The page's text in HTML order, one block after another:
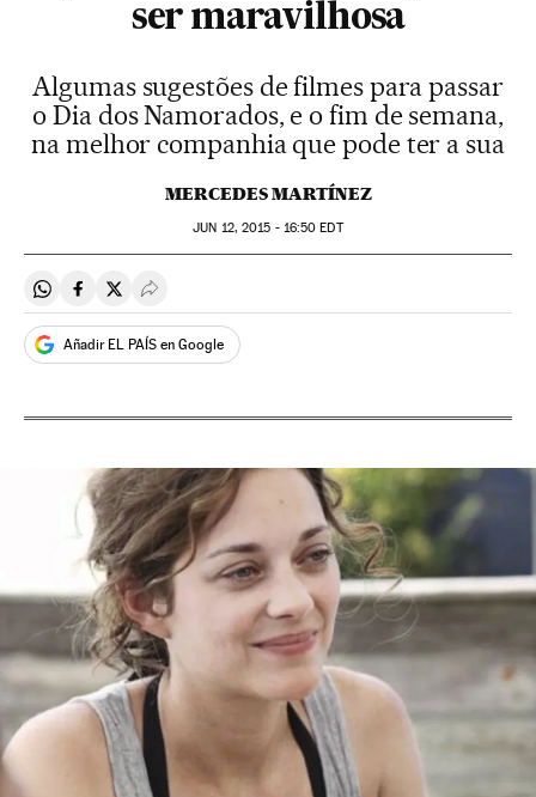
ser maravilhosa
Algumas sugestões de filmes para passar
o Dia dos Namorados, e o fim de semana,
na melhor companhia que pode ter a sua
MERCEDES MARTÍNEZ
JUN 12, 2015 - 16:50 EDT
Compartir en Whatsapp
Compartir en Facebook
Compartir en Twitter
Desplegar Redes Sociales
Añadir EL PAÍS en Google